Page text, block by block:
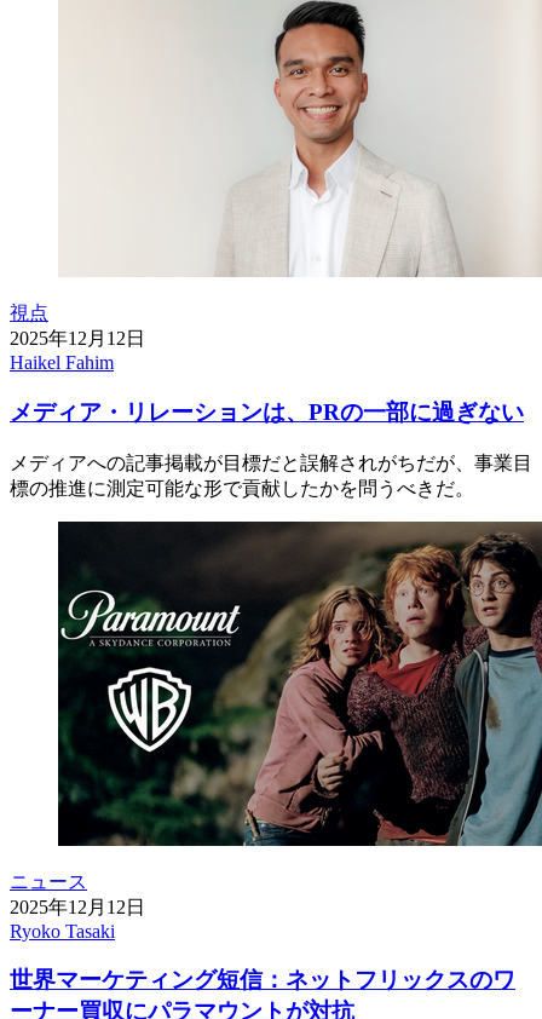
視点
2025年12月12日
Haikel Fahim
メディア・リレーションは、PRの一部に過ぎない
メディアへの記事掲載が目標だと誤解されがちだが、事業目
標の推進に測定可能な形で貢献したかを問うべきだ。
ニュース
2025年12月12日
Ryoko Tasaki
世界マーケティング短信：ネットフリックスのワ
ーナー買収にパラマウントが対抗